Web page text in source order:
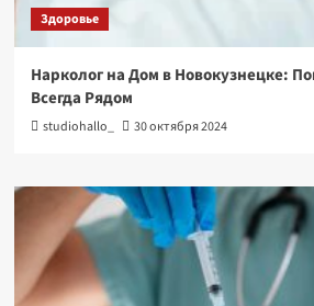
Здоровье
Нарколог на Дом в Новокузнецке:
Всегда Рядом
studiohallo_ 30 октября 2024